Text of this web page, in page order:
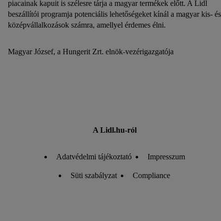
piacainak kapuit is szélesre tárja a magyar termékek előtt. A Lidl
beszállítói programja potenciális lehetőségeket kínál a magyar kis- és
középvállalkozások számra, amellyel érdemes élni.
Magyar József, a Hungerit Zrt. elnök-vezérigazgatója
A Lidl.hu-ról
Adatvédelmi tájékoztató Impresszum
Süti szabályzat Compliance